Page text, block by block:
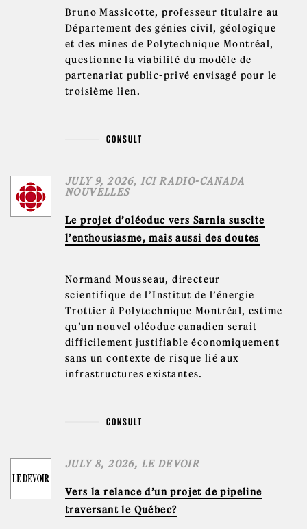
Bruno Massicotte, professeur titulaire au
Département des génies civil, géologique
et des mines de Polytechnique Montréal,
questionne la viabilité du modèle de
partenariat public-privé envisagé pour le
troisième lien.
CONSULT
JULY 9, 2026, ICI RADIO-CANADA
NOUVELLES
Le projet d’oléoduc vers Sarnia suscite
l’enthousiasme, mais aussi des doutes
Normand Mousseau, directeur
scientifique de l’Institut de l’énergie
Trottier à Polytechnique Montréal, estime
qu’un nouvel oléoduc canadien serait
difficilement justifiable économiquement
sans un contexte de risque lié aux
infrastructures existantes.
CONSULT
JULY 8, 2026, LE DEVOIR
Vers la relance d’un projet de pipeline
traversant le Québec?